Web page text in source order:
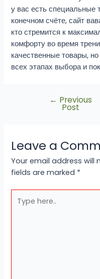
у вас есть специальные
конечном счёте, сайт
кто стремится к
комфорту во время
качественные товары,
всех этапах выбора и
← Previous
Post
Leave a
Your email address will
fields are marked *
here..